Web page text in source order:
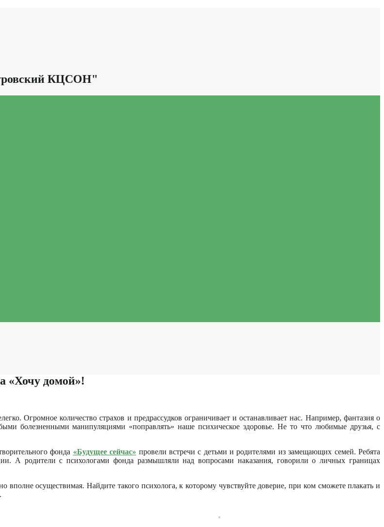
КЦСОН"
«Хочу домой»!
Огромное количество страхов и предрассудков ограничивает и останавливает нас. Например, фантазия о
болезненными манипуляциями «поправлять» наше психическое здоровье. Не то что любимые друзья, с
фонда «Будущее сейчас» провели встречи с детьми и родителями из замещающих семей. Ребята
А родители с психологами фонда размышляли над вопросами наказания, говорили о личных границах
вполне осуществимая. Найдите такого психолога, к которому чувствуйте доверие, при ком сможете плакать и